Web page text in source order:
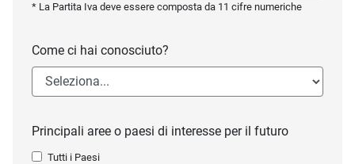
* La Partita Iva deve essere composta da 11 cifre numeriche
Come ci hai conosciuto?
Principali aree o paesi di interesse per il futuro
Tutti i Paesi